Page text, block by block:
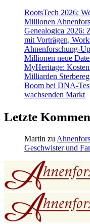
RootsTech 2026:
Millionen
Genealogica 2026:
mit Vorträgen,
Ahnenforschung-
Millionen neue
MyHeritage:
Milliarden
Boom bei DNA-
wachsenden Markt
Letzte
Martin zu
Geschwister und